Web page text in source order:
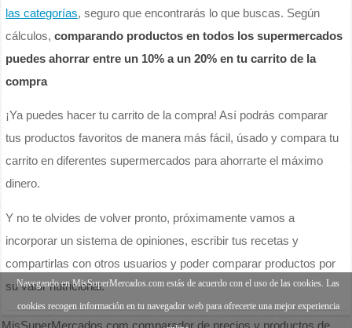
las categorías, seguro que encontrarás lo que buscas. Según
cálculos,comparando productos en todos los supermercados
puedes ahorrar entre un 10% a un 20% en tu carrito de la
compra
¡Ya puedes hacer tu carrito de la compra! Así podrás comparar
tus productos favoritos de manera más fácil, úsado y compara tu
carrito en diferentes supermercados para ahorrarte el máximo
dinero.
Y no te olvides de volver pronto, próximamente vamos a
incorporar un sistema de opiniones, escribir tus recetas y
compartirlas con otros usuarios y poder comparar productos por
su valor nutricional.
MisSuperMercados.com comparador de precios y productos de
Navegando en MisSuperMercados.com estás de acuerdo con el uso de las cookies. Las
cookies recogen información en tu navegador web para ofrecerte una mejor experiencia